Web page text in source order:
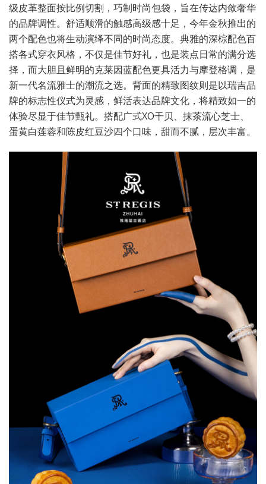
级皮革整面按比例切割，巧制时尚包袋，旨在传达内敛奢华
的品牌调性。舒适顺滑的触感高级感十足，今年金秋推出的
两个配色也将生动演绎不同的时尚态度。典雅的深棕配色百
搭各式穿衣风格，不仅是佳节好礼，也是装点日常的满分选
择，而大胆且鲜明的克莱因蓝配色更具活力与摩登格调，是
新一代名流雅士的潮流之选。背面的精致图纹则是以瑞吉品
牌的标志性仪式为灵感，鲜活表达品牌文化，将精致如一的
体验尽显于佳节甄礼。搭配广式XO干贝、抹茶流心芝士、
蛋黄白莲蓉和陈皮红豆沙四个口味，甜而不腻，层次丰富。